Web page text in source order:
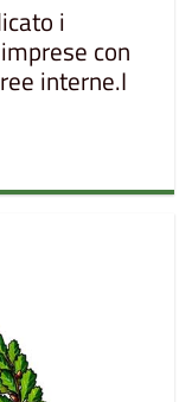
i
con
interne.I